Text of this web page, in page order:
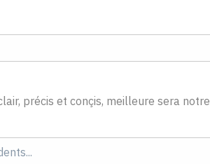
précis et conçis, meilleure sera notre